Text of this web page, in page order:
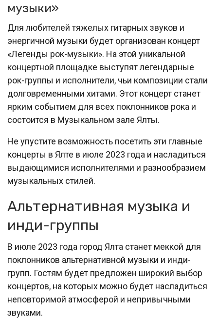
музыки»
Для любителей тяжелых гитарных звуков и
энергичной музыки будет организован концерт
«Легенды рок-музыки». На этой уникальной
концертной площадке выступят легендарные
рок-группы и исполнители, чьи композиции стали
долговременными хитами. Этот концерт станет
ярким событием для всех поклонников рока и
состоится в Музыкальном зале Ялты.
Не упустите возможность посетить эти главные
концерты в Ялте в июле 2023 года и насладиться
выдающимися исполнителями и разнообразием
музыкальных стилей.
Альтернативная музыка и
инди-группы
В июле 2023 года город Ялта станет меккой для
поклонников альтернативной музыки и инди-
групп. Гостям будет предложен широкий выбор
концертов, на которых можно будет насладиться
неповторимой атмосферой и непривычными
звуками.